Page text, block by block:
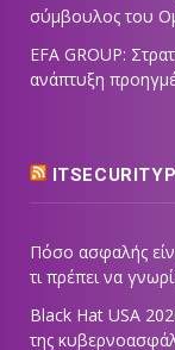
σύμβουλος του
EFA GROUP:
ανάπτυξη
Πόσο ασφαλής
τι πρέπει να
Black Hat USA
της